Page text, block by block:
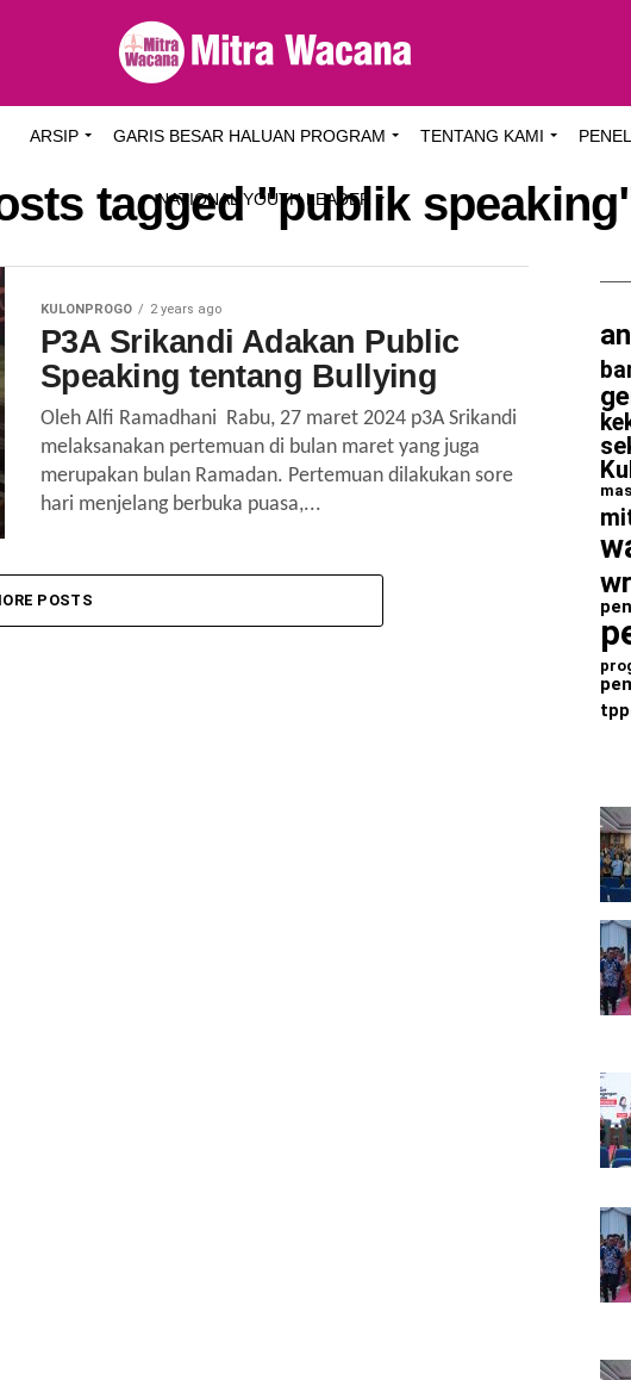
ARSIP GARIS BESAR HALUAN PROGRAM TENTANG KAMI
NATIONAL YOUTH LEADER
tagged "publik
KULONPROGO 2 years ago
P3A Srikandi Adakan Public
Speaking tentang Bullying
Oleh Alfi Ramadhani Rabu, 27 maret 2024 p3A Srikandi
melaksanakan pertemuan di bulan maret yang juga
merupakan bulan Ramadan. Pertemuan dilakukan sore
hari menjelang berbuka puasa,...
POSTS